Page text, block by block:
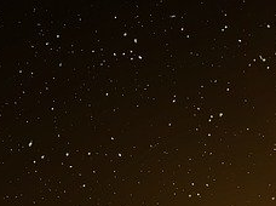
Grant, qui avait
pas encore Virginia
une amitié presque
Bell à Charleston,
économiques de la
Quentin et la
quasiment partie de la